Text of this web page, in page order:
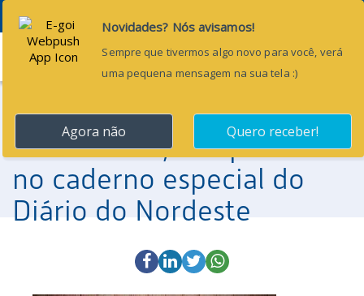
Menu
25 de abril de 2017
Em homenagem ao Dia do
Contabilista, a Aspec saiu
no caderno especial do
Diário do Nordeste